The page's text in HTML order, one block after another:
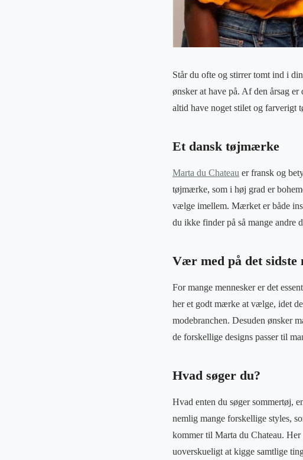
Står du ofte og stirrer tomt ind i
ønsker at have på. Af den årsag
altid have noget stilet og farverigt
Et dansk tøjmærke
Marta du Chateau er fransk og
tøjmærke, som i høj grad er
vælge imellem. Mærket er både
du ikke finder på så mange andre
Vær med på det sidste
For mange mennesker er det
her et godt mærke at vælge, idet
modebranchen. Desuden ønsker
de forskellige designs passer til
Hvad søger du?
Hvad enten du søger sommertøj,
nemlig mange forskellige styles,
kommer til Marta du Chateau.
uoverskueligt at kigge samtlige